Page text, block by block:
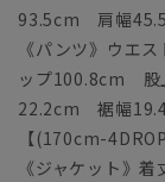
93.5cm 肩幅
《パンツ》ウエ
ップ100.8cm
22.2cm 裾幅
【(170cm-
《ジャケット》